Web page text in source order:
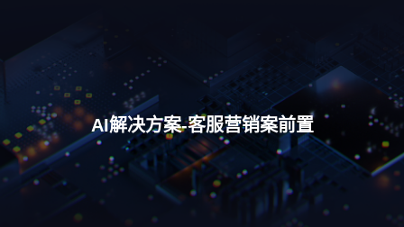
AI解决方案-客服营销案前置